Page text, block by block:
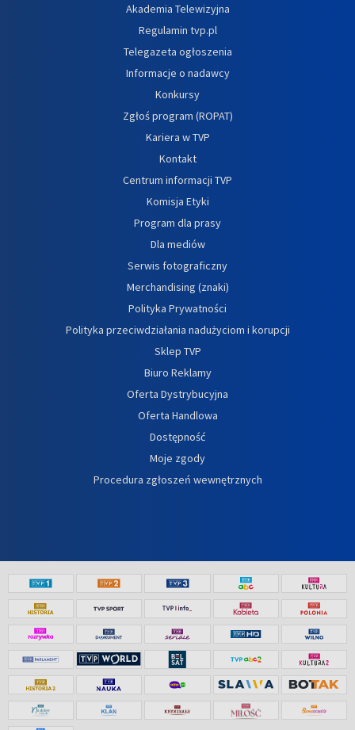
Akademia Telewizyjna
Regulamin tvp.pl
Telegazeta ogłoszenia
Informacje o nadawcy
Konkursy
Zgłoś program (ROPAT)
Kariera w TVP
Kontakt
Centrum informacji TVP
Komisja Etyki
Program dla prasy
Dla mediów
Serwis fotograficzny
Merchandising (znaki)
Polityka Prywatności
Polityka przeciwdziałania nadużyciom i korupcji
Sklep TVP
Biuro Reklamy
Oferta Dystrybucyjna
Oferta Handlowa
Dostępność
Moje zgody
Procedura zgłoszeń wewnętrznych